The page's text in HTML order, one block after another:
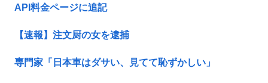
API料金ページに追記
【速報】注文厨の女を逮捕
専門家「日本車はダサい、見てて恥ずかしい」